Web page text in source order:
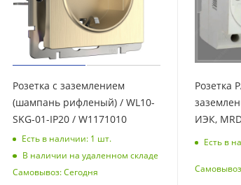
Розетка с заземлением
(шампань рифленый) / WL10-
SKG-01-IP20 / W1171010
Есть в наличии: 1 шт.
В наличии на удаленном складе
Самовывоз: Сегодня
Розетка
ИЭК,
Есть в